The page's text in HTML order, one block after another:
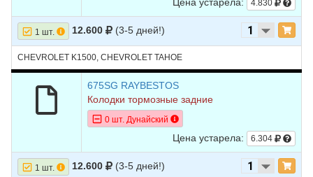
4.830
1 шт. 12.600 (3-5 дней!)
CHEVROLET K1500, CHEVROLET TAHOE
675SG RAYBESTOS
Колодки тормозные задние
0 шт. Дунайский
Цена устарела: 6.304
1 шт. 12.600 (3-5 дней!)